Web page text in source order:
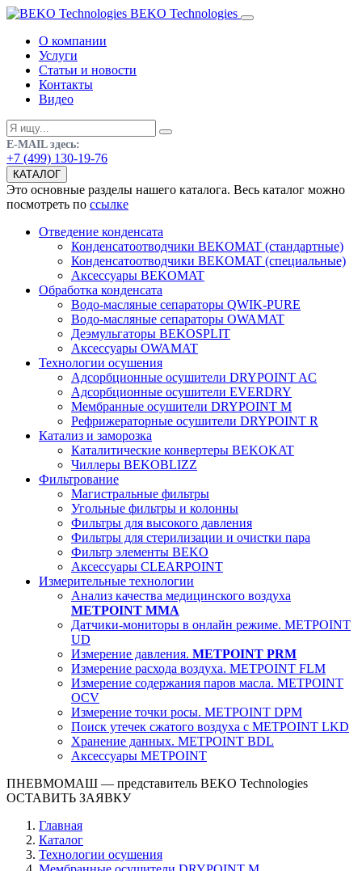
BEKO Technologies
О компании
Услуги
Статьи и новости
Контакты
Видео
E-MAIL здесь:
+7 (499) 130-19-76
КАТАЛОГ
Это основные разделы нашего каталога. Весь каталог можно
посмотреть по ссылке
Отведение конденсата
Конденсатоотводчики BEKOMAT (стандартные)
Конденсатоотводчики BEKOMAT (специальные)
Аксессуары BEKOMAT
Обработка конденсата
Водо-масляные сепараторы QWIK-PURE
Водо-масляные сепараторы OWAMAT
Деэмульгаторы BEKOSPLIT
Аксессуары OWAMAT
Технологии осушения
Адсорбционные осушители DRYPOINT AC
Адсорбционные осушители EVERDRY
Мембранные осушители DRYPOINT M
Рефрижераторные осушители DRYPOINT R
Катализ и заморозка
Каталитические конвертеры BEKOKAT
Чиллеры BEKOBLIZZ
Фильтрование
Магистральные фильтры
Угольные фильтры и колонны
Фильтры для высокого давления
Фильтры для стерилизации и очистки пара
Фильтр элементы BEKO
Аксессуары CLEARPOINT
Измерительные технологии
Анализ качества медицинского воздуха
METPOINT MMA
Датчики-мониторы в онлайн режиме. METPOINT
UD
Измерение давления. METPOINT PRM
Измерение расхода воздуха. METPOINT FLM
Измерение содержания паров масла. METPOINT
OCV
Измерение точки росы. METPOINT DPM
Поиск утечек сжатого воздуха с METPOINT LKD
Хранение данных. METPOINT BDL
Аксессуары METPOINT
ПНЕВМОМАШ — представитель BEKO Technologies
ОСТАВИТЬ ЗАЯВКУ
Главная
Каталог
Технологии осушения